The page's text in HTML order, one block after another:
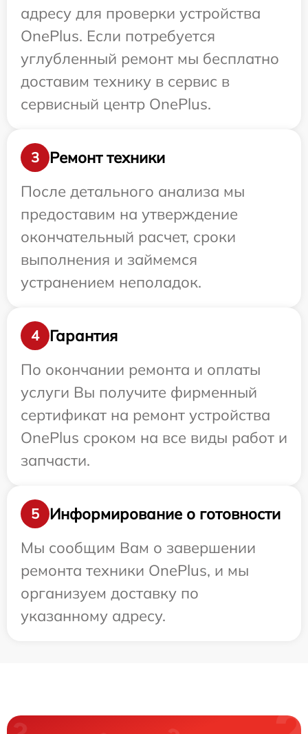
адресу для проверки устройства
OnePlus. Если потребуется
углубленный ремонт мы бесплатно
доставим технику в сервис в
сервисный центр OnePlus.
3
Ремонт техники
После детального анализа мы
предоставим на утверждение
окончательный расчет, сроки
выполнения и займемся
устранением неполадок.
4
Гарантия
По окончании ремонта и оплаты
услуги Вы получите фирменный
сертификат на ремонт устройства
OnePlus сроком на все виды работ и
запчасти.
5
Информирование о готовности
Мы сообщим Вам о завершении
ремонта техники OnePlus, и мы
организуем доставку по
указанному адресу.